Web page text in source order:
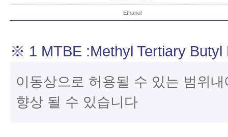
Ethanol
※ 1 MTBE :Methyl Tertiary Butyl
이동상으로 허용될 수 있는 범위
향상 될 수 있습니다